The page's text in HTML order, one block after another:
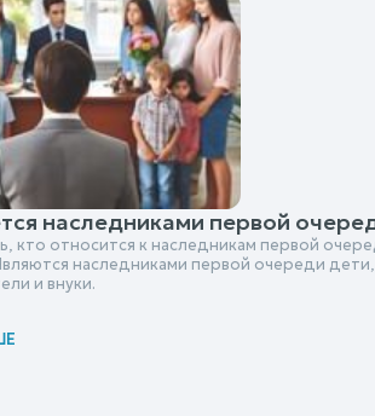
наследниками первой
кто относится к наследникам первой
наследниками первой очереди дети,
и внуки.